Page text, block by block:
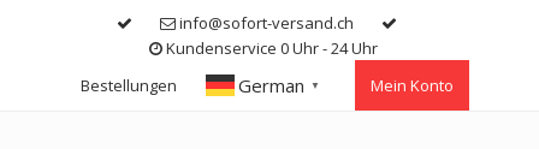
info@sofort-versand.ch
Kundenservice 0 Uhr - 24 Uhr
Bestellungen
German ▼ Mein Konto